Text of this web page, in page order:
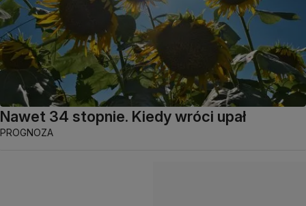
Nawet 34 stopnie. Kiedy wróci upał
PROGNOZA